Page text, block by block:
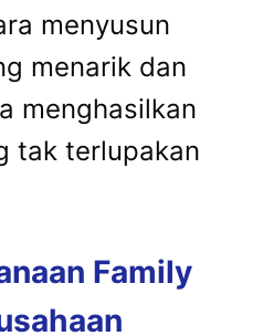
menyusun
menarik dan
menghasilkan
tak terlupakan
Family